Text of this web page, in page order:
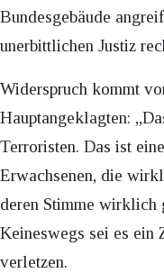
Bundesgebäude
unerbittlichen Justiz
Widerspruch kommt
Hauptangeklagten:
Terroristen. Das ist
Erwachsenen, die
deren Stimme wirklich
Keineswegs sei es ein
verletzen.